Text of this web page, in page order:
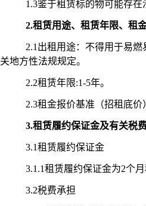
1.3鉴于租赁标的物可能存
2.租赁用途、租赁年限、租
2.1出租用途：不得用于易
关地方性法规规定。
2.2租赁年限:1-5年。
2.3租金报价基准（招租底价
3.租赁履约保证金及有关税
3.1租赁履约保证金
3.1.1租赁履约保证金为2个
3.2税费承担